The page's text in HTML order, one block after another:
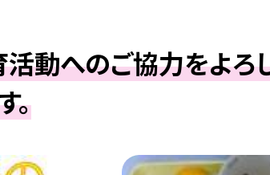
動へのご協力をよろ
。